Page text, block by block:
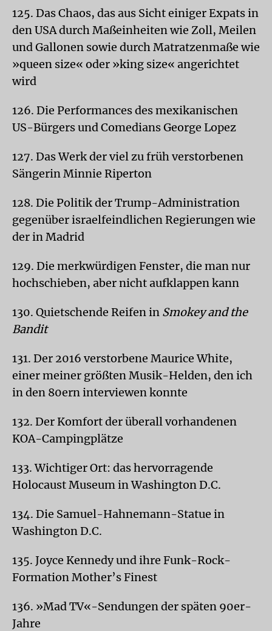
125. Das Chaos, das aus Sicht einiger Expats in
den USA durch Maßeinheiten wie Zoll, Meilen
und Gallonen sowie durch Matratzenmaße wie
»queen size« oder »king size« angerichtet
wird
126. Die Performances des mexikanischen
US-Bürgers und Comedians George Lopez
127. Das Werk der viel zu früh verstorbenen
Sängerin Minnie Riperton
128. Die Politik der Trump-Administration
gegenüber israelfeindlichen Regierungen wie
der in Madrid
129. Die merkwürdigen Fenster, die man nur
hochschieben, aber nicht aufklappen kann
130. Quietschende Reifen in Smokey and the
Bandit
131. Der 2016 verstorbene Maurice White,
einer meiner größten Musik-Helden, den ich
in den 80ern interviewen konnte
132. Der Komfort der überall vorhandenen
KOA-Campingplätze
133. Wichtiger Ort: das hervorragende
Holocaust Museum in Washington D.C.
134. Die Samuel-Hahnemann-Statue in
Washington D.C.
135. Joyce Kennedy und ihre Funk-Rock-
Formation Mother’s Finest
136. »Mad TV«-Sendungen der späten 90er-
Jahre